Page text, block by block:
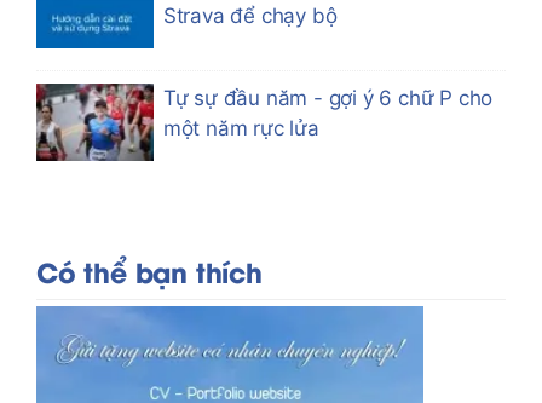
Strava để chạy bộ
Tự sự đầu năm - gợi ý 6 chữ P cho
một năm rực lửa
Có thể bạn thích